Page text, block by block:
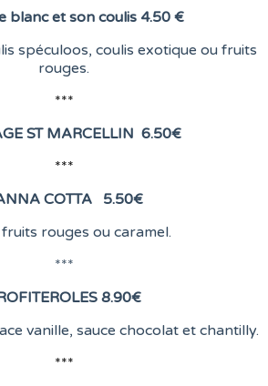
blanc et son coulis 4.50 €
spéculoos, coulis exotique ou fruits
rouges.
***
ST MARCELLIN 6.50€
***
COTTA 5.50€
rouges ou caramel.
***
8.90€
vanille, sauce chocolat et chantilly.
***